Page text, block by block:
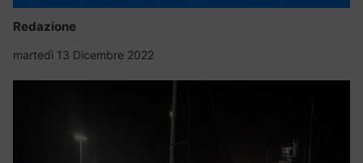
Redazione
martedì 13 Dicembre 2022